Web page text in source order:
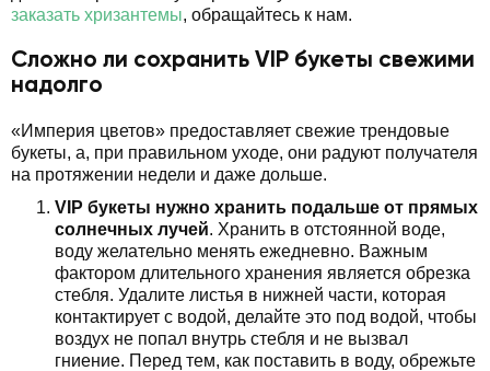
заказать хризантемы, обращайтесь к нам.
Сложно ли сохранить VIP букеты свежими
надолго
«Империя цветов» предоставляет свежие трендовые
букеты, а, при правильном уходе, они радуют получателя
на протяжении недели и даже дольше.
VIP букеты нужно хранить подальше от прямых
солнечных лучей. Хранить в отстоянной воде,
воду желательно менять ежедневно. Важным
фактором длительного хранения является обрезка
стебля. Удалите листья в нижней части, которая
контактирует с водой, делайте это под водой, чтобы
воздух не попал внутрь стебля и не вызвал
гниение. Перед тем, как поставить в воду, обрежьте